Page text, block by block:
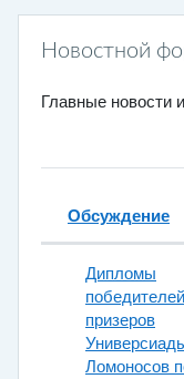
Новостной
Главные новости
Список
Статус
Обсуждение
Дипломы
призеров
Ломоносов